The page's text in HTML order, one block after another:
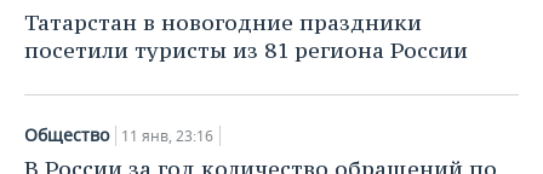
НЕФТЕХИМИЯ
НЕФТЬ
РОЗНИЧНАЯ ТОРГОВЛЯ
ТРАНСПОРТ
УСЛУГИ
НОВОСТИ ТЕХНОЛОГИЙ
IT
МЕДИА
МЕРОПРИЯТИЯ
НОВОСТИ МЕРОПРИЯТИЙ
ВЫЕЗДНАЯ РЕДАКЦИЯ
СПОРТ
НОВОСТИ СПОРТА
ОБЩЕСТВО
Татарстан в новогодние праздники
посетили туристы из 81 региона России
Общество 11 янв, 23:16